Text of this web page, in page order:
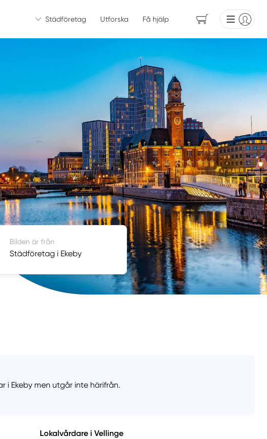
Städföretag Utforska Få hjälp
Bilden är från
Städföretag i Ekeby
i Ekeby men utgår inte härifrån.
Lokalvårdare i Vellinge